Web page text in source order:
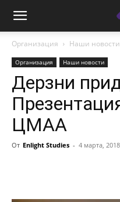
Организация Наши новости
Организация Наши новости
Дерзни
ЦМАА
От Enlight Studies - 4 марта, 2018